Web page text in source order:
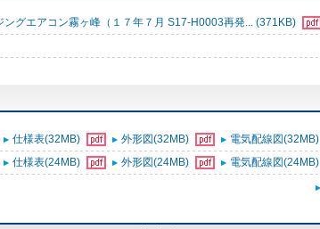
グエアコン霧ヶ峰（１７年７月 S17-H0003再発... (371KB)
仕様表(32MB) 外形図(32MB)
電気配線図(32MB)
仕様表(24MB) 外形図(24MB) 電気配線図(24MB)